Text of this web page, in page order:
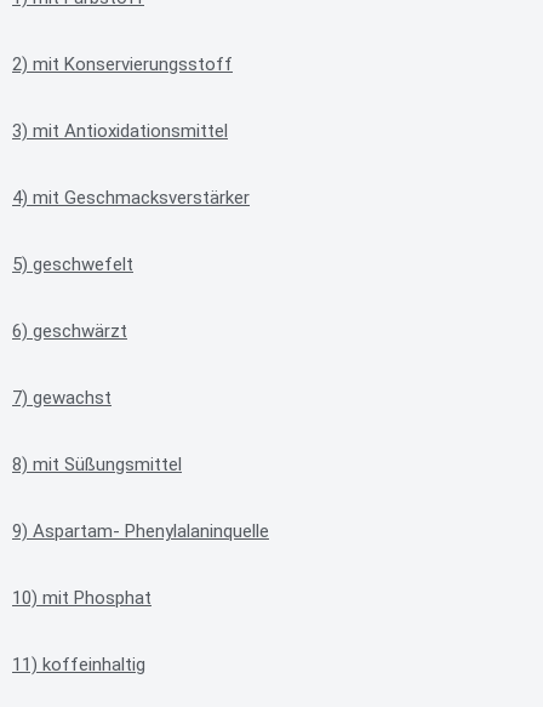
2) mit Konservierungsstoff
3) mit Antioxidationsmittel
4) mit Geschmacksverstärker
5) geschwefelt
6) geschwärzt
7) gewachst
8) mit Süßungsmittel
9) Aspartam- Phenylalaninquelle
10) mit Phosphat
11) koffeinhaltig